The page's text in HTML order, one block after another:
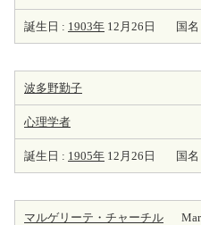
誕生日 : 1903年 12月26日 国名
波多野勤子
心理学者
誕生日 : 1905年 12月26日 国名
マルゲリーテ・チャーチル